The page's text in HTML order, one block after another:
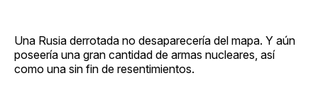
Una Rusia derrotada no desaparecería del mapa. Y aún
poseería una gran cantidad de armas nucleares, así
como una sin fin de resentimientos.